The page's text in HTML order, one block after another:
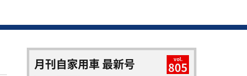
月刊自家用車 最新号 vol.
805